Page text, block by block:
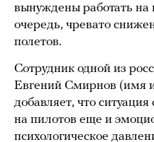
вынуждены работать на
очередь, чревато
полетов.
Сотрудник одной из
Евгений Смирнов (имя
добавляет, что
на пилотов еще и
психологическое